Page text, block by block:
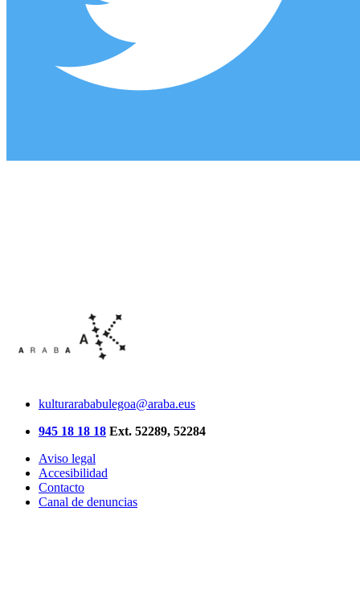
kulturarababulegoa@araba.eus
945 18 18 18 Ext. 52289, 52284
Aviso legal
Accesibilidad
Contacto
Canal de denuncias